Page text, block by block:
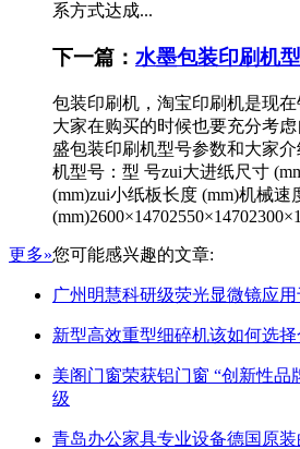
系方式达成...
下一篇： 水墨包装印刷机
包装印刷机，淘宝印刷机是现在
大家在购买的时候也要充分考
盛包装印刷机型号参数和大家
机型号：型 号zui大进纸尺寸
(mm)zui小纸板长度 (mm)机械速
更多»您可能感兴趣的文章:
广州明慧科研级荧光显微镜应
新型高效重型细碎机该如何选
美阁门窗荣获铝门窗 “创新性品
级
青岛办公家具专业设备德国原装